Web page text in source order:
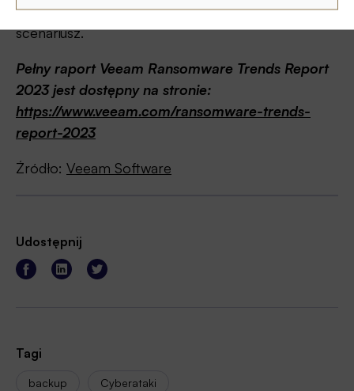
cyberbezpieczeństwa, aby być gotowym na ten
scenariusz.
Pełny raport Veeam Ransomware Trends Report
2023 jest dostępny na stronie:
https://www.veeam.com/ransomware-trends-
report-2023
Źródło: Veeam Software
Udostępnij
Tagi
backup Cyberataki